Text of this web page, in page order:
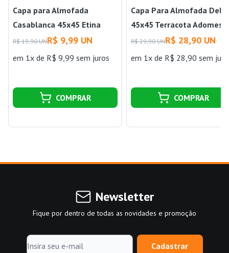
Capa para Almofada
Casablanca 45x45 Etina
Castor Adomes
R$ 19,90 UNR$ 9,99 UN
em 1x de R$ 9,99 sem juros
COMPRAR
Capa Para Almofada
45x45 Terracota Adomes
R$ 29,90 UNR$ 28,90 UN
em 1x de R$ 28,90 sem
COMPRAR
Newsletter
Fique por dentro de todas as novidades e promoção
Cadastrar